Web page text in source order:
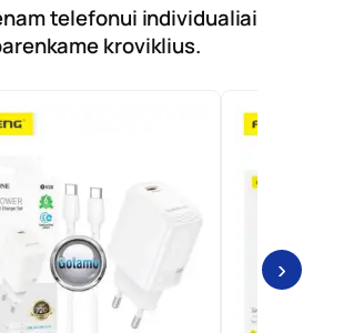
telefonui individualiai
kroviklius.
›